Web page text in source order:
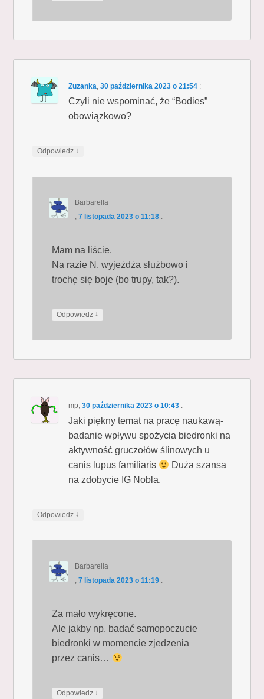
Zuzanka,30 października 2023 o 21:54 :
Czyli nie wspominać, że “Bodies”
obowiązkowo?
Odpowiedz ↓
Barbarella
, 7 listopada 2023 o 11:18 :
Mam na liście.
Na razie N. wyjeżdża służbowo i
trochę się boje (bo trupy, tak?).
Odpowiedz ↓
mp,30 października 2023 o 10:43 :
Jaki piękny temat na pracę naukawą-
badanie wpływu spożycia biedronki na
aktywność gruczołów ślinowych u
canis lupus familiaris
Duża szansa
na zdobycie IG Nobla.
Odpowiedz ↓
Barbarella
, 7 listopada 2023 o 11:19 :
Za mało wykręcone.
Ale jakby np. badać samopoczucie
biedronki w momencie zjedzenia
przez canis…
Odpowiedz ↓